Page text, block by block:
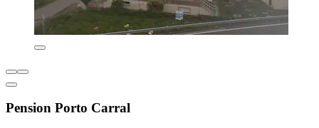
Pension Porto Carral